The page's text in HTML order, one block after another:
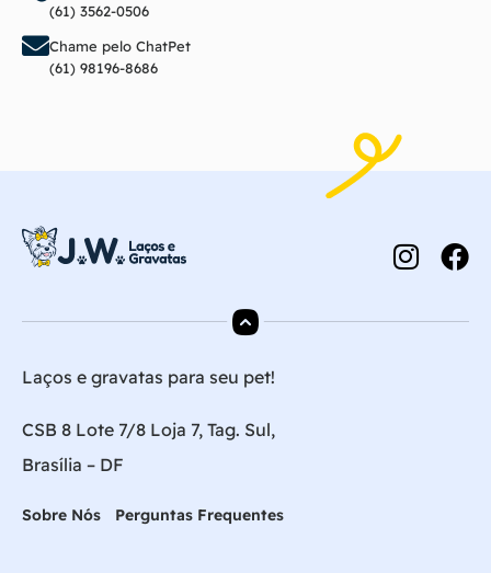
(61) 3562-0506
Chame pelo ChatPet
(61) 98196-8686
Laços e gravatas para seu pet!
CSB 8 Lote 7/8 Loja 7, Tag. Sul,
Brasília – DF
Sobre Nós Perguntas Frequentes